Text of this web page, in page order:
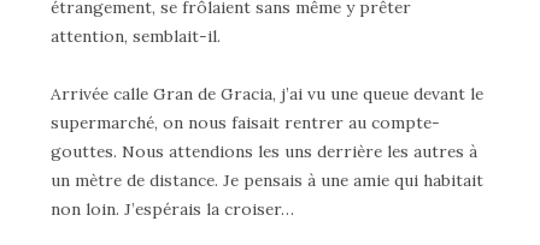
étrangement, se frôlaient sans même y prêter
attention, semblait-il.
Arrivée calle Gran de Gracia, j’ai vu une queue devant le
supermarché, on nous faisait rentrer au compte-
gouttes. Nous attendions les uns derrière les autres à
un mètre de distance. Je pensais à une amie qui habitait
non loin. J’espérais la croiser…